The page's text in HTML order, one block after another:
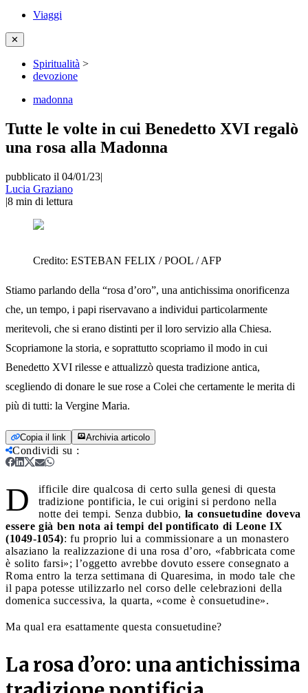
Viaggi
✕
Spiritualità >
devozione
madonna
Tutte le volte in cui Benedetto XVI regalò
una rosa alla Madonna
pubblicato il 04/01/23|
Lucia Graziano
|8 min di lettura
Credito: ESTEBAN FELIX / POOL / AFP
Stiamo parlando della “rosa d’oro”, una antichissima onorificenza
che, un tempo, i papi riservavano a individui particolarmente
meritevoli, che si erano distinti per il loro servizio alla Chiesa.
Scopriamone la storia, e soprattutto scopriamo il modo in cui
Benedetto XVI rilesse e attualizzò questa tradizione antica,
scegliendo di donare le sue rose a Colei che certamente le merita di
più di tutti: la Vergine Maria.
Copia il link Archivia articolo
Condividi su :
D
ifficile dire qualcosa di certo sulla genesi di questa
tradizione pontificia, le cui origini si perdono nella
notte dei tempi. Senza dubbio, la consuetudine doveva
essere già ben nota ai tempi del pontificato di Leone IX
(1049-1054): fu proprio lui a commissionare a un monastero
alsaziano la realizzazione di una rosa d’oro, «fabbricata come
è solito farsi»; l’oggetto avrebbe dovuto essere consegnato a
Roma entro la terza settimana di Quaresima, in modo tale che
il papa potesse utilizzarlo nel corso delle celebrazioni della
domenica successiva, la quarta, «come è consuetudine».
Ma qual era esattamente questa consuetudine?
La rosa d’oro: una antichissima